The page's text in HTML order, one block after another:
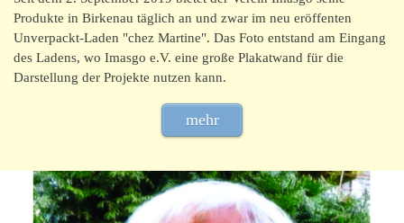
Produkte in Birkenau täglich an und zwar im neu eröffenten
Unverpackt-Laden "chez Martine". Das Foto entstand am Eingang
des Ladens, wo Imasgo e.V. eine große Plakatwand für die
Darstellung der Projekte nutzen kann.
mehr